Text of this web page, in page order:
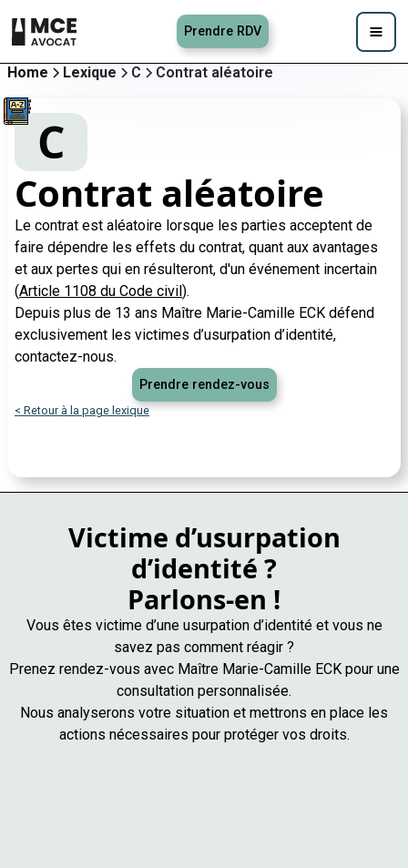
Prendre RDV
Home Lexique C Contrat aléatoire
C
Contrat aléatoire
Le contrat est aléatoire lorsque les parties acceptent de
faire dépendre les effets du contrat, quant aux avantages
et aux pertes qui en résulteront, d'un événement incertain
(Article 1108 du Code civil).
Depuis plus de 13 ans Maître Marie-Camille ECK défend
exclusivement les victimes d’usurpation d’identité,
contactez-nous.
Prendre rendez-vous
< Retour à la page lexique
Victime d’usurpation
d’identité ?
Parlons-en !
Vous êtes victime d’une usurpation d’identité et vous ne
savez pas comment réagir ?
Prenez rendez-vous avec Maître Marie-Camille ECK pour une
consultation personnalisée.
Nous analyserons votre situation et mettrons en place les
actions nécessaires pour protéger vos droits.